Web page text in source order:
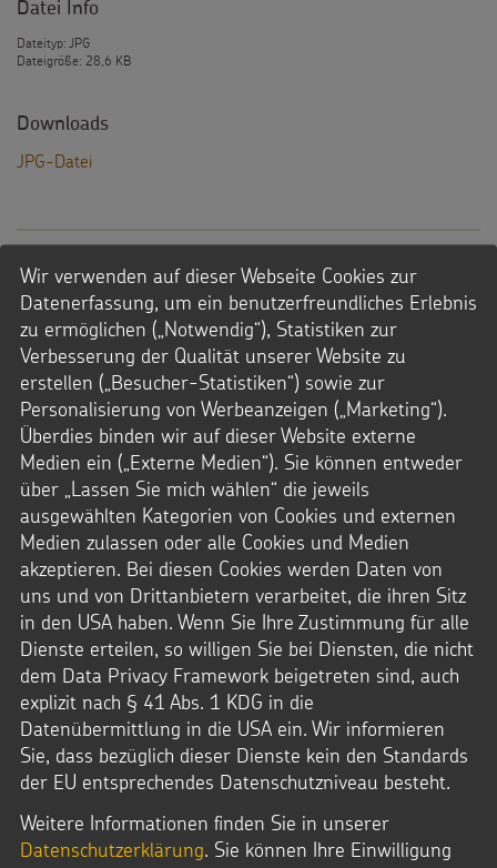
Datei Info
Dateityp: JPG
Dateigröße: 28,6 KB
Downloads
JPG-Datei
Virtueller Besuch des Sternsingermobils
Das Sternsingermobil ist in Corona-Zeiten auch digital
unterwegs. In Online-Workshops können die Mädchen und
Jungen einen virtuellen Besuch des Mobils erleben und
ebenfalls viel erfahren von der Arbeit des
Kindermissionswerks und der kommenden Aktion
Dreikönigssingen.
Datei Info
Wir verwenden auf dieser Webseite Cookies zur
Datenerfassung, um ein benutzerfreundliches Erlebnis
zu ermöglichen („Notwendig“), Statistiken zur
Verbesserung der Qualität unserer Website zu
erstellen („Besucher-Statistiken“) sowie zur
Personalisierung von Werbeanzeigen („Marketing“).
Überdies binden wir auf dieser Website externe
Medien ein („Externe Medien“). Sie können entweder
über „Lassen Sie mich wählen“ die jeweils
ausgewählten Kategorien von Cookies und externen
Medien zulassen oder alle Cookies und Medien
akzeptieren. Bei diesen Cookies werden Daten von
uns und von Drittanbietern verarbeitet, die ihren Sitz
in den USA haben. Wenn Sie Ihre Zustimmung für alle
Dienste erteilen, so willigen Sie bei Diensten, die nicht
dem Data Privacy Framework beigetreten sind, auch
explizit nach § 41 Abs. 1 KDG in die
Datenübermittlung in die USA ein. Wir informieren
Sie, dass bezüglich dieser Dienste kein den Standards
der EU entsprechendes Datenschutzniveau besteht.
Weitere Informationen finden Sie in unserer
Datenschutzerklärung. Sie können Ihre Einwilligung